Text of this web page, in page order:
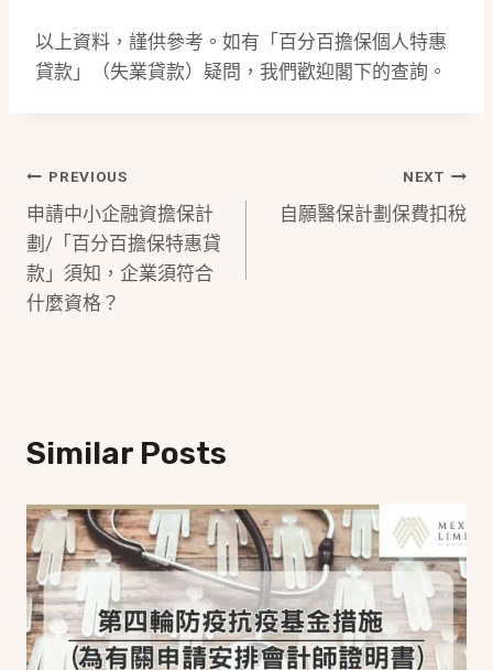
以上資料，謹供參考。如有「百分百擔保個人特惠
貸款」（失業貸款）疑問，我們歡迎閣下的查詢。
Post
Navigation
PREVIOUS
申請中小企融資擔保計
劃/「百分百擔保特惠貸
款」須知，企業須符合
什麼資格？
NEXT
自願醫保計劃保費扣稅
Similar Posts